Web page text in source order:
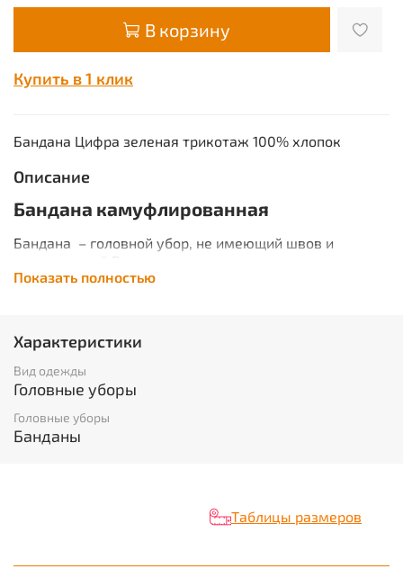
В корзину
Купить в 1 клик
Бандана Цифра зеленая трикотаж 100% хлопок
Описание
Бандана камуфлированная
Бандана – головной убор, не имеющий швов и
Материал - кулирка, очень эластичен и мягок, это
Описание ткани
НАИМЕНОВАНИЕ:
ПЛОТНОСТЬ:140 гр/м
СОСТАВ: 100% хл.
ОПИСАНИЕ:
изнаночной – плотная «кирпичная кладка».
Показать полностью
Характеристики
Вид одежды
Головные уборы
Головные уборы
Банданы
Таблицы размеров